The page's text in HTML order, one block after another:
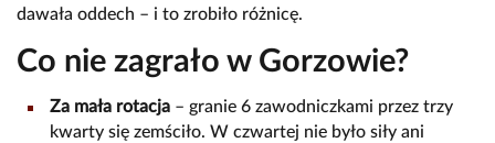
dawała oddech – i to zrobiło różnicę.
Co nie zagrało w Gorzowie?
Za mała rotacja – granie 6 zawodniczkami przez trzy
kwarty się zemściło. W czwartej nie było siły ani